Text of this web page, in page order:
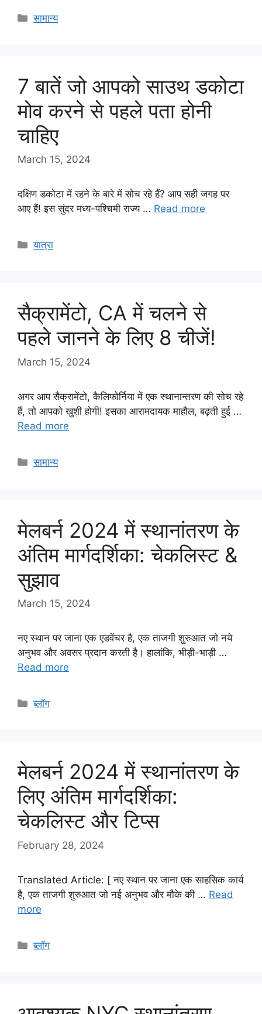
Categories
सामान्य
7 बातें जो आपको साउथ डकोटा
मोव करने से पहले पता होनी
चाहिए
March 15, 2024
दक्षिण डकोटा में रहने के बारे में सोच रहे हैं? आप सही जगह पर
आए हैं! इस सुंदर मध्य-पश्चिमी राज्य … Read more
Categories
यात्रा
सैक्रामेंटो, CA में चलने से
पहले जानने के लिए 8 चीजें!
March 15, 2024
अगर आप सैक्रामेंटो, कैलिफोर्निया में एक स्थानान्तरण की सोच रहे
हैं, तो आपको खुशी होगी! इसका आरामदायक माहौल, बढ़ती हुई …
Read more
Categories
सामान्य
मेलबर्न 2024 में स्थानांतरण के
अंतिम मार्गदर्शिका: चेकलिस्ट &
सुझाव
March 15, 2024
नए स्थान पर जाना एक एडवेंचर है, एक ताजगी शुरुआत जो नये
अनुभव और अवसर प्रदान करती है। हालांकि, भीड़ी-भाड़ी …
Read more
Categories
ब्लॉग
मेलबर्न 2024 में स्थानांतरण के
लिए अंतिम मार्गदर्शिका:
चेकलिस्ट और टिप्स
February 28, 2024
Translated Article: [ नए स्थान पर जाना एक साहसिक कार्य
है, एक ताजगी शुरुआत जो नई अनुभव और मौके की … Read
more
Categories
ब्लॉग